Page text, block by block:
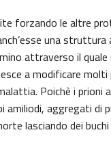
forzando le altre
una struttura
attraverso il
a modificare molti
Poichè i prioni
amiliodi, aggregati di
lasciando dei